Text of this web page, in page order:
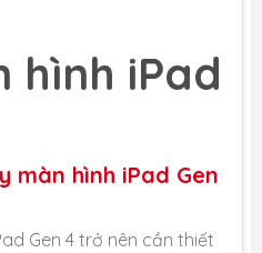
hình iPad
màn hình iPad Gen
Gen 4 trở nên cần thiết